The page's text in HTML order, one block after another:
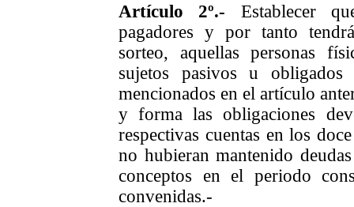
Artículo 2º.- Establecer
pagadores y por tanto
sorteo, aquellas personas
sujetos pasivos u
mencionados en el artículo
y forma las obligaciones
respectivas cuentas en los
no hubieran mantenido
conceptos en el periodo
convenidas.-